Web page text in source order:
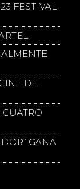
FESTIVAL
DE
GANA